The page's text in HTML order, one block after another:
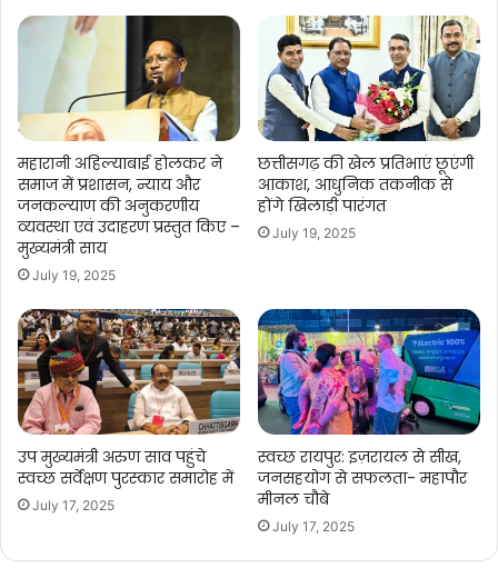
अध्यक्षता
समीक्षा
महारानी अहिल्याबाई होलकर ने
समाज में प्रशासन, न्याय और
जनकल्याण की अनुकरणीय
व्यवस्था एवं उदाहरण प्रस्तुत किए –
मुख्यमंत्री साय
July 19, 2025
छत्तीसगढ़ की खेल प्रतिभाएं छूएंगी
आकाश, आधुनिक तकनीक से
होंगे खिलाड़ी पारंगत
July 19, 2025
उप मुख्यमंत्री अरुण साव पहुंचे
स्वच्छ सर्वेक्षण पुरस्कार समारोह में
July 17, 2025
स्वच्छ रायपुर: इज़रायल से सीख,
जनसहयोग से सफलता- महापौर
मीनल चौबे
July 17, 2025